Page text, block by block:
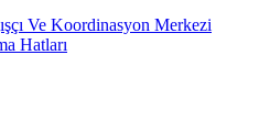
Ve Koordinasyon Merkezi
Hatları